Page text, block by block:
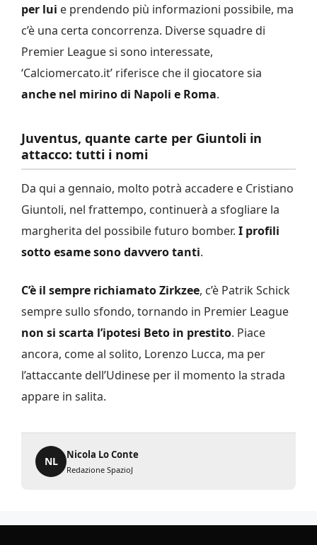
per lui e prendendo più informazioni possibile, ma
c’è una certa concorrenza. Diverse squadre di
Premier League si sono interessate,
‘Calciomercato.it’ riferisce che il giocatore sia
anche nel mirino di Napoli e Roma.
Juventus, quante carte per Giuntoli in
attacco: tutti i nomi
Da qui a gennaio, molto potrà accadere e Cristiano
Giuntoli, nel frattempo, continuerà a sfogliare la
margherita del possibile futuro bomber. I profili
sotto esame sono davvero tanti.
C’è il sempre richiamato Zirkzee, c’è Patrik Schick
sempre sullo sfondo, tornando in Premier League
non si scarta l’ipotesi Beto in prestito. Piace
ancora, come al solito, Lorenzo Lucca, ma per
l’attaccante dell’Udinese per il momento la strada
appare in salita.
NL
Nicola Lo Conte
Redazione SpazioJ